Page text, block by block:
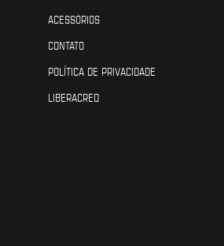
ACESSÓRIOS
CONTATO
POLÍTICA DE PRIVACIDADE
LIBERACRED